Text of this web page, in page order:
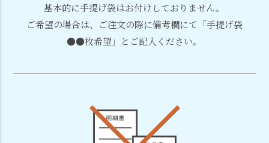
基本的に手提げ袋はお付けしておりません。
ご希望の場合は、ご注文の際に備考欄にて「手提げ袋
●●枚希望」とご記入ください。